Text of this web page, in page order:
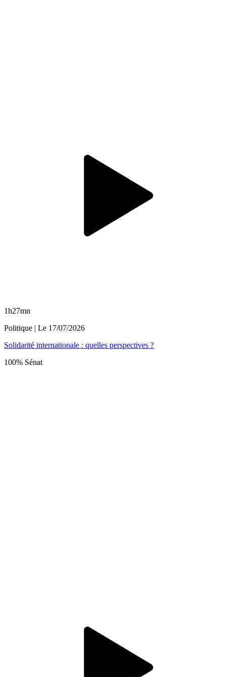
1h27mn
Politique | Le 17/07/2026
Solidarité internationale : quelles perspectives ?
100% Sénat